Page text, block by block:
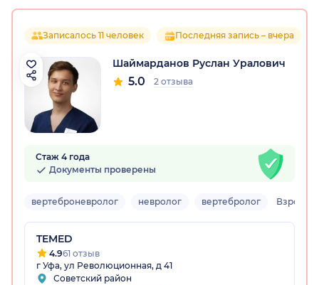
Записалось 11 человек Последняя запись – вчера
Шаймарданов Руслан Уралович
5.0 2 отзыва
Стаж 4 года
Документы проверены
вертеброневролог невролог вертебролог
TEMED
4.961 отзыв
г Уфа, ул Революционная, д 41
Советский район